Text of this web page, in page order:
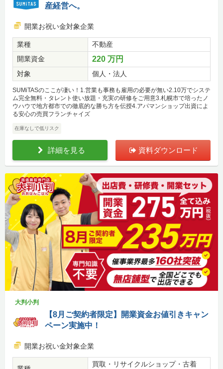
産経営へ。
開業お祝い金対象企業
業種
不動産
開業資金
220 万円
対象 個人・法人
SUMiTASのここが凄い！1.営業も事務も雇用の必要が無い2.10万でシステ
ム完全無料・タレント使い放題・充実の研修をご用意3.札幌市で培ったノ
ウハウで地方都市での徹底的な勝ち方を伝授4.アパマンショップ出資によ
る安心の売買フランチャイズ
在庫なしで低リスク
詳細を見る 資料ダウンロード
大判小判
【8月ご契約者限定】開業資金お値引きキャン
ペーン実施中！
開業お祝い金対象企業
買取・リサイクルショップ・古着